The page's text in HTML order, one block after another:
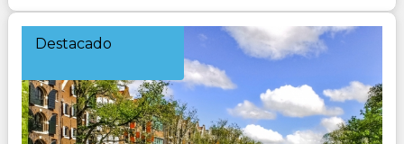
Destacado